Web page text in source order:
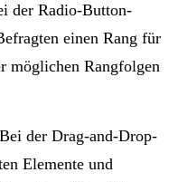
der Radio-Button-
einen Rang für
möglichen Rangfolgen
der Drag-and-Drop-
Elemente und